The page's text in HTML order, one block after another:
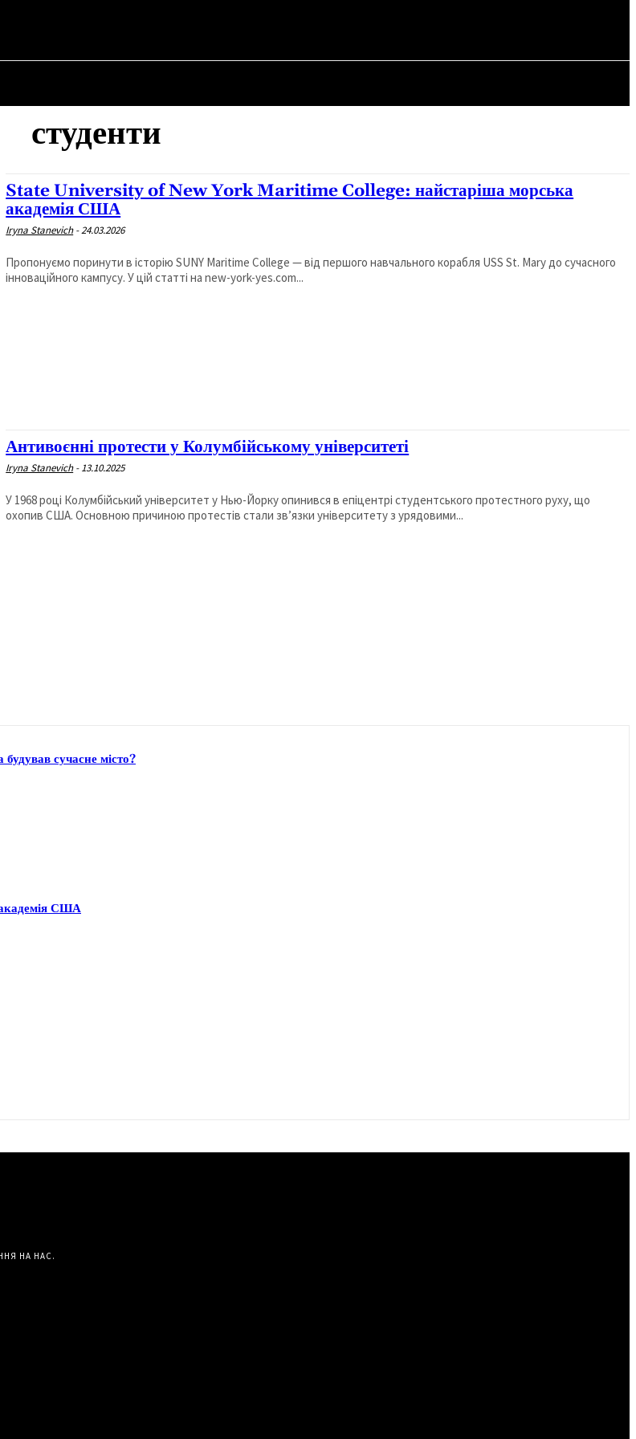
студенти
State University of New York Maritime College: найстаріша морська
академія США
Iryna Stanevich -24.03.2026
Пропонуємо поринути в історію SUNY Maritime College — від першого навчального корабля USS St. Mary до сучасного
інноваційного кампусу. У цій статті на new-york-yes.com...
Антивоєнні протести у Колумбійському університеті
Iryna Stanevich - 13.10.2025
У 1968 році Колумбійський університет у Нью-Йорку опинився в епіцентрі студентського протестного руху, що
охопив США. Основною причиною протестів стали зв’язки університету з урядовими...
сучасне місто?
США
НА НАС.